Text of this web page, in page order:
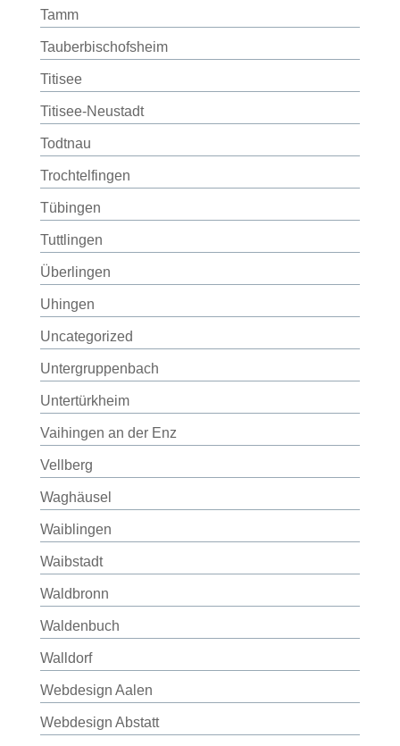
Tamm
Tauberbischofsheim
Titisee
Titisee-Neustadt
Todtnau
Trochtelfingen
Tübingen
Tuttlingen
Überlingen
Uhingen
Uncategorized
Untergruppenbach
Untertürkheim
Vaihingen an der Enz
Vellberg
Waghäusel
Waiblingen
Waibstadt
Waldbronn
Waldenbuch
Walldorf
Webdesign Aalen
Webdesign Abstatt